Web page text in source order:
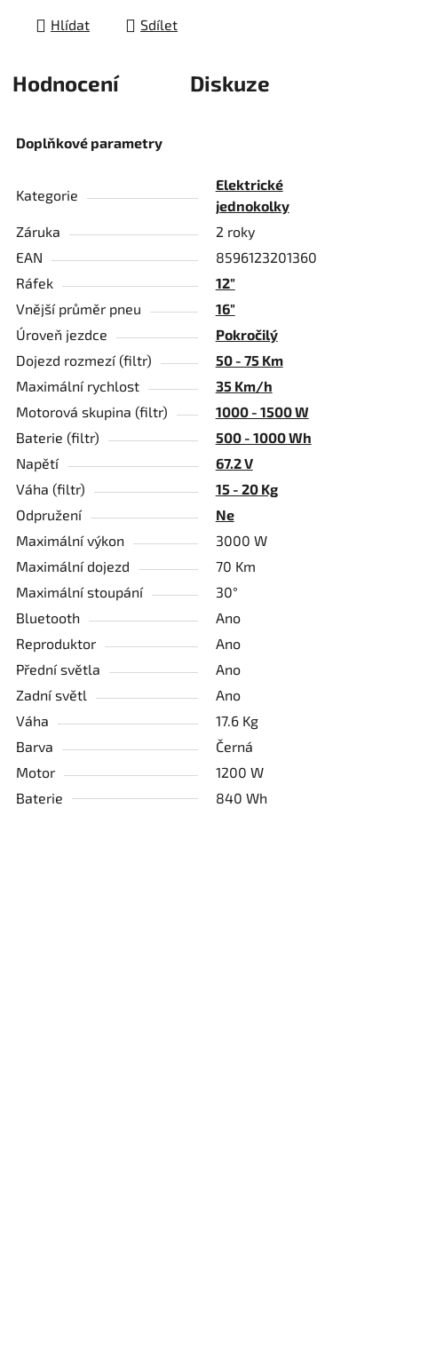
Hlídat Sdílet
Hodnocení Diskuze
Doplňkové parametry
Kategorie
Elektrické
jednokolky
Záruka
2 roky
EAN
8596123201360
Ráfek
12"
Vnější průměr pneu
16"
Úroveň jezdce
Pokročilý
Dojezd rozmezí (filtr)
50 - 75 Km
Maximální rychlost
35 Km/h
Motorová skupina (filtr)
1000 - 1500 W
Baterie (filtr)
500 - 1000 Wh
Napětí
67.2 V
Váha (filtr)
15 - 20 Kg
Odpružení
Ne
Maximální výkon
3000 W
Maximální dojezd
70 Km
Maximální stoupání
30°
Bluetooth
Ano
Reproduktor
Ano
Přední světla
Ano
Zadní světl
Ano
Váha
17.6 Kg
Barva
Černá
Motor
1200 W
Baterie
840 Wh